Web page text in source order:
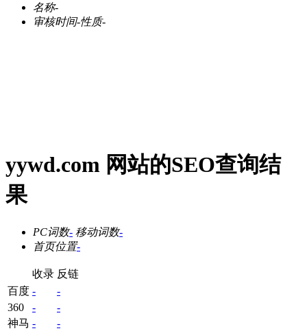
名称-
审核时间-性质-
yywd.com 网站的SEO查询结
果
PC词数- 移动词数-
首页位置-
收录 反链
百度 -
-
360
-
-
神马 -
-